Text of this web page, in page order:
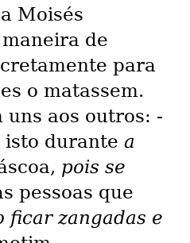
Moisés
de
para
o matassem.
uns aos outros: -
isto durante a
pois se
pessoas que
ficar zangadas e